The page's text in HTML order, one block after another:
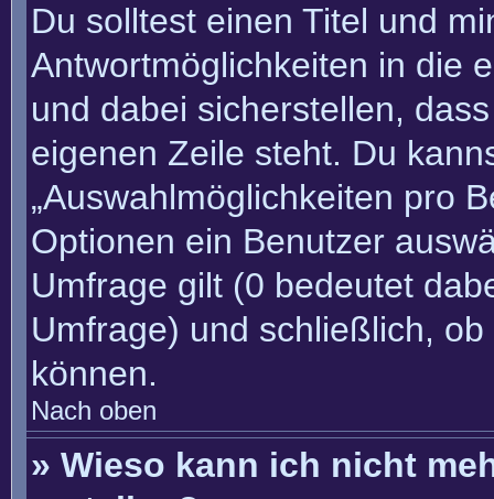
Du solltest einen Titel und
Antwortmöglichkeiten in die
und dabei sicherstellen,
eigenen Zeile steht. Du
„Auswahlmöglichkeiten pro
Optionen ein Benutzer
Umfrage gilt (0 bedeutet
Umfrage) und schließlich,
können.
Nach oben
» Wieso kann ich nicht